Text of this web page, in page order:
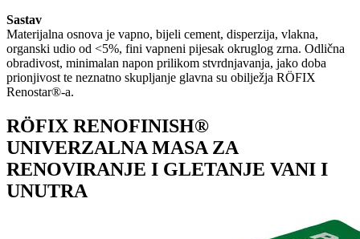
Sastav
Materijalna osnova je vapno, bijeli cement, disperzija, vlakna,
organski udio od <5%, fini vapneni pijesak okruglog zrna. Odlična
obradivost, minimalan napon prilikom stvrdnjavanja, jako doba
prionjivost te neznatno skupljanje glavna su obilježja RÖFIX
Renostar®-a.
RÖFIX RENOFINISH®
UNIVERZALNA MASA ZA
RENOVIRANJE I GLETANJE VANI I
UNUTRA